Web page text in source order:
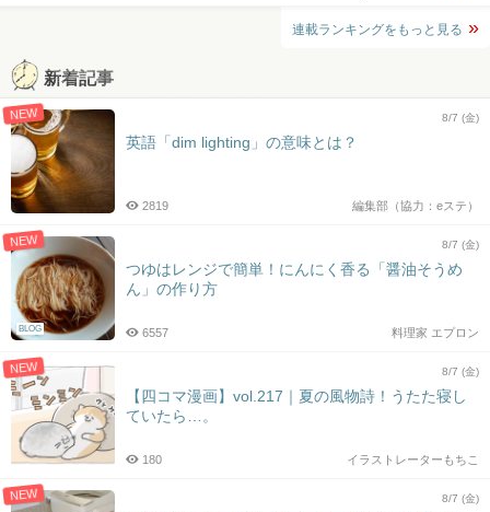
連載ランキングをもっと見る
新着記事
NEW 8/7 (金)
英語「dim lighting」の意味とは？
編集部（協力：eステ）
2819
NEW
BLOG
8/7 (金)
つゆはレンジで簡単！にんにく香る「醤油そうめ
ん」の作り方
料理家 エプロン
6557
NEW 8/7 (金)
【四コマ漫画】vol.217｜夏の風物詩！うたた寝し
ていたら…。
イラストレーターもちこ
180
NEW 8/7 (金)